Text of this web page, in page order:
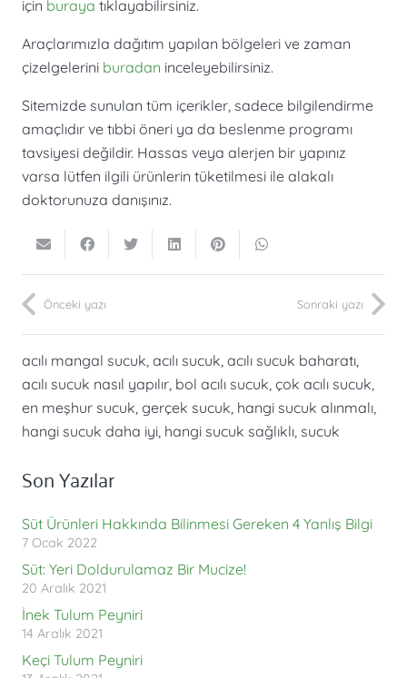
için buraya tıklayabilirsiniz.
Araçlarımızla dağıtım yapılan bölgeleri ve zaman
çizelgelerini buradan inceleyebilirsiniz.
Sitemizde sunulan tüm içerikler, sadece bilgilendirme
amaçlıdır ve tıbbi öneri ya da beslenme programı
tavsiyesi değildir. Hassas veya alerjen bir yapınız
varsa lütfen ilgili ürünlerin tüketilmesi ile alakalı
doktorunuza danışınız.
Önceki yazı Sonraki yazı
acılı mangal sucuk acılı sucuk acılı sucuk baharatı
acılı sucuk nasıl yapılır bol acılı sucuk çok acılı sucuk
en meşhur sucuk gerçek sucuk hangi sucuk alınmalı
hangi sucuk daha iyi hangi sucuk sağlıklı sucuk
Son Yazılar
Süt Ürünleri Hakkında Bilinmesi Gereken 4 Yanlış Bilgi
7 Ocak 2022
Süt: Yeri Doldurulamaz Bir Mucize!
20 Aralık 2021
İnek Tulum Peyniri
14 Aralık 2021
Keçi Tulum Peyniri